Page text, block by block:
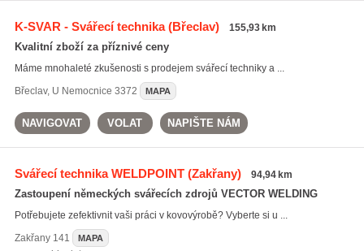
K-SVAR - Svářecí technika(Břeclav) 155,93 km
Kvalitní zboží za příznivé ceny
Máme mnohaleté zkušenosti s prodejem svářecí techniky a ...
Břeclav, U Nemocnice 3372 MAPA
NAVIGOVAT VOLAT NAPIŠTE NÁM
Svářecí technika WELDPOINT(Zakřany) 94,94 km
Zastoupení německých svářecích zdrojů VECTOR WELDING
Potřebujete zefektivnit vaši práci v kovovýrobě? Vyberte si u ...
Zakřany141 MAPA